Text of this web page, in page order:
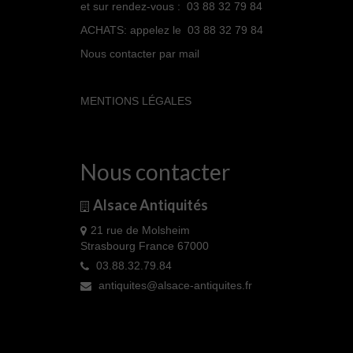
et sur rendez-vous : 03 88 32 79 84
ACHATS: appelez le 03 88 32 79 84
Nous contacter par mail
MENTIONS LÉGALES
Nous contacter
Alsace Antiquités
21 rue de Molsheim
Strasbourg France 67000
03.88.32.79.84
antiquites@alsace-antiquites.fr